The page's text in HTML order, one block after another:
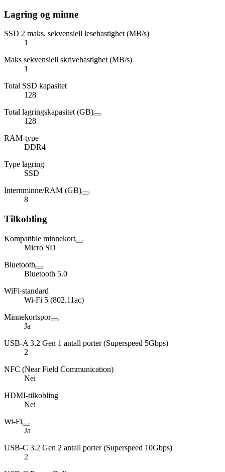
Lagring og minne
SSD 2 maks. sekvensiell lesehastighet (MB/s)
1
Maks sekvensiell skrivehastighet (MB/s)
1
Total SSD kapasitet
128
Total lagringskapasitet (GB)
128
RAM-type
DDR4
Type lagring
SSD
Internminne/RAM (GB)
8
Tilkobling
Kompatible minnekort
Micro SD
Bluetooth
Bluetooth 5.0
WiFi-standard
Wi-Fi 5 (802.11ac)
Minnekortspor
Ja
USB-A 3.2 Gen 1 antall porter (Superspeed 5Gbps)
2
NFC (Near Field Communication)
Nei
HDMI-tilkobling
Nei
Wi-Fi
Ja
USB-C 3.2 Gen 2 antall porter (Superspeed 10Gbps)
2